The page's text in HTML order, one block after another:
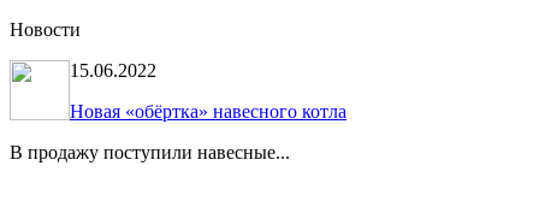
Новости
15.06.2022
Новая «обёртка» навесного котла
В продажу поступили навесные...